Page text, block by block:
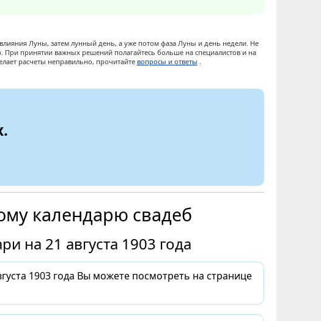
Луны, затем лунный день, а уже потом фаза Луны и день недели. Не
принятии важных решений полагайтесь больше на специалистов и на
расчеты неправильно, прочитайте вопросы и ответы .
календарю свадеб
на 21 августа 1903 года
1903 года Вы можете посмотреть на странице